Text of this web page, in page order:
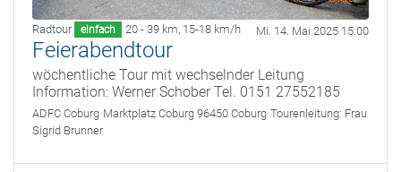
Radtour einfach 20 - 39 km, 15-18 km/h Mi. 14. Mai 2025 15:00
Feierabendtour
wöchentliche Tour mit wechselnder Leitung
Information: Werner Schober Tel. 0151 27552185
ADFC Coburg Marktplatz Coburg 96450 Coburg Tourenleitung: Frau
Sigrid Brunner